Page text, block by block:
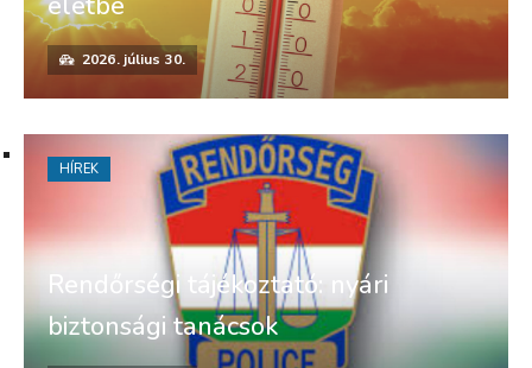
2026. július 30.
Rendőrségi tájékoztató: nyári
biztonsági tanácsok
HÍREK